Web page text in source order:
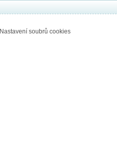
Nastavení soubrů cookies